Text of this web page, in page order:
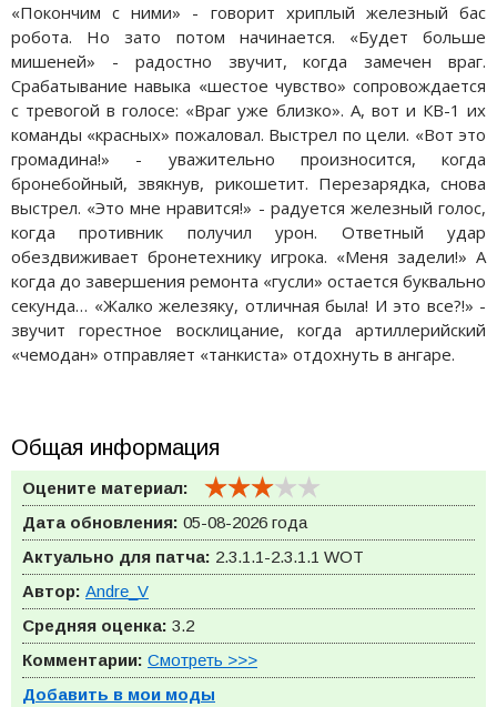
«Покончим с ними» - говорит хриплый железный бас
робота. Но зато потом начинается. «Будет больше
мишеней» - радостно звучит, когда замечен враг.
Срабатывание навыка «шестое чувство» сопровождается
с тревогой в голосе: «Враг уже близко». А, вот и КВ-1 их
команды «красных» пожаловал. Выстрел по цели. «Вот это
громадина!» - уважительно произносится, когда
бронебойный, звякнув, рикошетит. Перезарядка, снова
выстрел. «Это мне нравится!» - радуется железный голос,
когда противник получил урон. Ответный удар
обездвиживает бронетехнику игрока. «Меня задели!» А
когда до завершения ремонта «гусли» остается буквально
секунда… «Жалко железяку, отличная была! И это все?!» -
звучит горестное восклицание, когда артиллерийский
«чемодан» отправляет «танкиста» отдохнуть в ангаре.
Общая информация
Оцените материал:
Дата обновления: 05-08-2026 года
Актуально для патча: 2.3.1.1-2.3.1.1 WOT
Автор: Andre_V
Средняя оценка: 3.2
Комментарии: Смотреть >>>
Добавить в мои моды